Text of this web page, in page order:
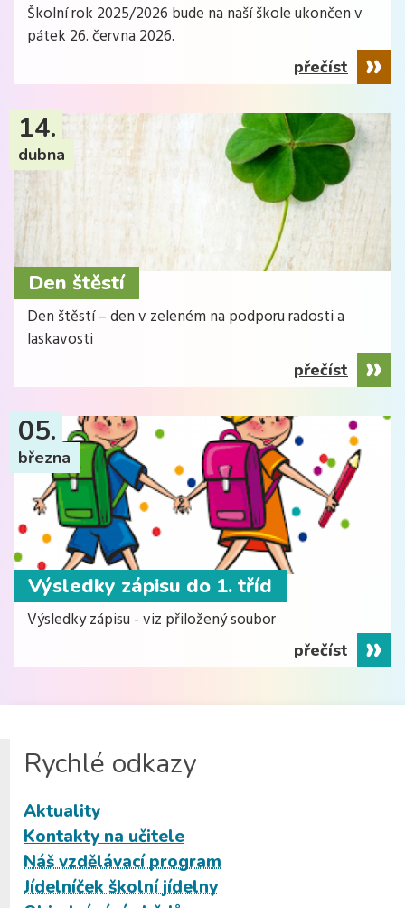
Školní rok 2025/2026 bude na naší škole ukončen v
pátek 26. června 2026.
přečíst
Den štěstí
14.
dubna
Den štěstí – den v zeleném na podporu radosti a
laskavosti
přečíst
Výsledky zápisu do 1. tříd
05.
března
Výsledky zápisu - viz přiložený soubor
přečíst
Rychlé odkazy
Aktuality
Kontakty na učitele
Náš vzdělávací program
Jídelníček školní jídelny